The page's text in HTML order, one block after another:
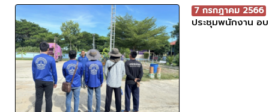
7 กรกฎาคม 2566
ประชุมพนักงาน อ